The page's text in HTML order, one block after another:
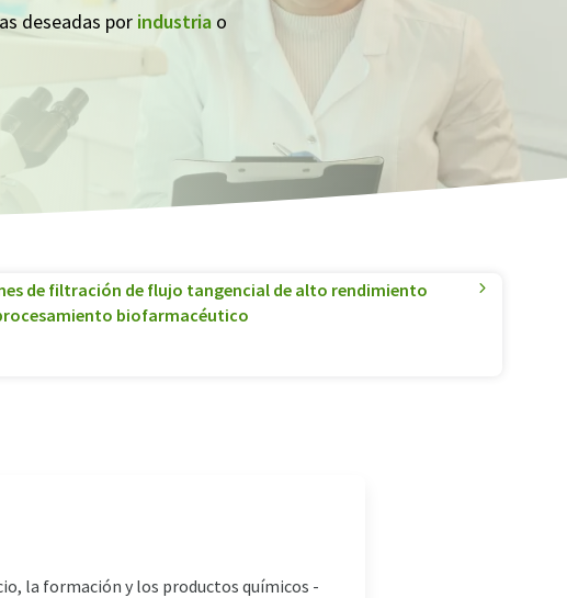
deseadas por industria o
de filtración de flujo tangencial de alto rendimiento
biofarmacéutico
la formación y los productos químicos -